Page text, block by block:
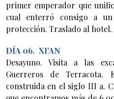
primer emperador que
cual enterró consigo a
protección. Traslado al hotel.
DÍA 06. XI’AN
Desayuno. Visita a las
Guerreros de Terracota.
construida en el siglo III a.